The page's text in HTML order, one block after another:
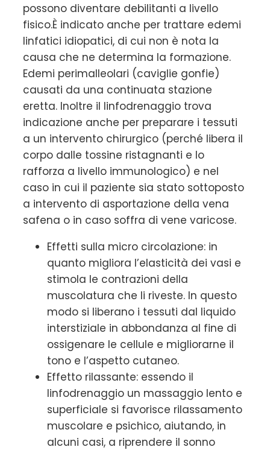
possono diventare debilitanti a livello
fisico.È indicato anche per trattare edemi
linfatici idiopatici, di cui non è nota la
causa che ne determina la formazione.
Edemi perimalleolari (caviglie gonfie)
causati da una continuata stazione
eretta. Inoltre il linfodrenaggio trova
indicazione anche per preparare i tessuti
a un intervento chirurgico (perché libera il
corpo dalle tossine ristagnanti e lo
rafforza a livello immunologico) e nel
caso in cui il paziente sia stato sottoposto
a intervento di asportazione della vena
safena o in caso soffra di vene varicose.
Effetti sulla micro circolazione: in
quanto migliora l’elasticità dei vasi e
stimola le contrazioni della
muscolatura che li riveste. In questo
modo si liberano i tessuti dal liquido
interstiziale in abbondanza al fine di
ossigenare le cellule e migliorarne il
tono e l’aspetto cutaneo.
Effetto rilassante: essendo il
linfodrenaggio un massaggio lento e
superficiale si favorisce rilassamento
muscolare e psichico, aiutando, in
alcuni casi, a riprendere il sonno